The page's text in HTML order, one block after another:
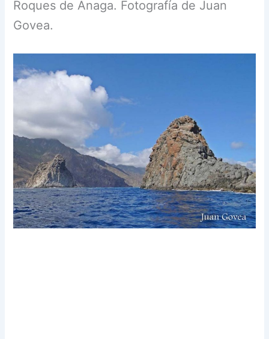
Roques de Anaga. Fotografía de Juan
Govea.